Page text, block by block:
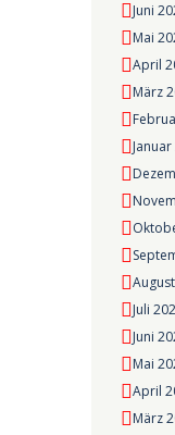
Juni
Mai
April
März
Juli
Juni
Mai
April
März